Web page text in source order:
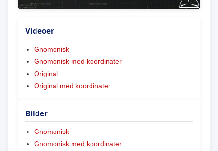
Videoer
Gnomonisk
Gnomonisk med koordinater
Original
Original med koordinater
Bilder
Gnomonisk
Gnomonisk med koordinater